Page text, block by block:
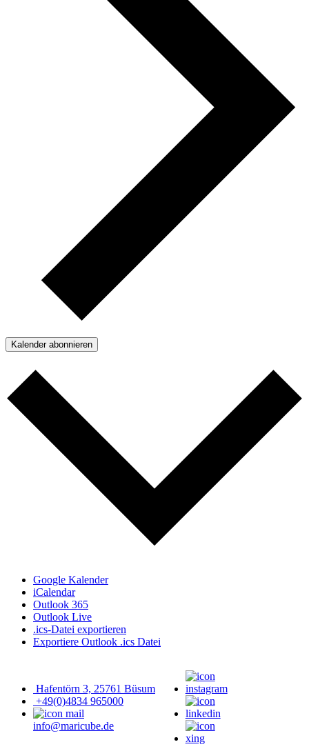
Kalender abonnieren
Google Kalender
iCalendar
Outlook 365
Outlook Live
.ics-Datei exportieren
Exportiere Outlook .ics Datei
Hafentörn 3, 25761 Büsum
+49(0)4834 965000
info@maricube.de